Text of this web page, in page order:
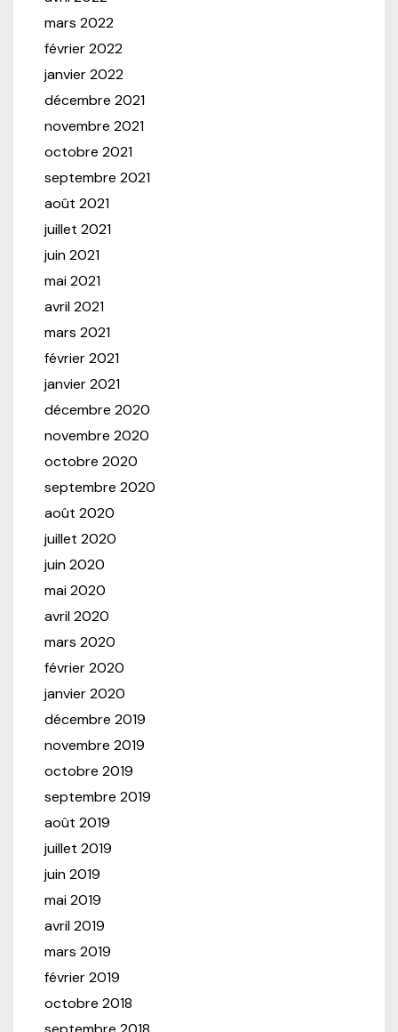
mars 2022
février 2022
janvier 2022
décembre 2021
novembre 2021
octobre 2021
septembre 2021
août 2021
juillet 2021
juin 2021
mai 2021
avril 2021
mars 2021
février 2021
janvier 2021
décembre 2020
novembre 2020
octobre 2020
septembre 2020
août 2020
juillet 2020
juin 2020
mai 2020
avril 2020
mars 2020
février 2020
janvier 2020
décembre 2019
novembre 2019
octobre 2019
septembre 2019
août 2019
juillet 2019
juin 2019
mai 2019
avril 2019
mars 2019
février 2019
octobre 2018